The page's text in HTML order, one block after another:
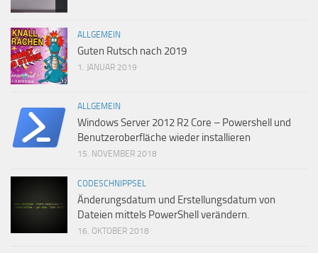
ALLGEMEIN
Guten Rutsch nach 2019
1. JANUAR 2019
ALLGEMEIN
Windows Server 2012 R2 Core – Powershell und
Benutzeroberfläche wieder installieren
15. NOVEMBER 2018
CODESCHNIPPSEL
Änderungsdatum und Erstellungsdatum von
Dateien mittels PowerShell verändern.
16. OKTOBER 2018